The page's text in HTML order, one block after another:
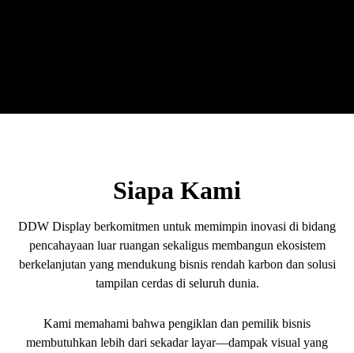
Siapa Kami
DDW Display berkomitmen untuk memimpin inovasi di bidang
pencahayaan luar ruangan sekaligus membangun ekosistem
berkelanjutan yang mendukung bisnis rendah karbon dan solusi
tampilan cerdas di seluruh dunia.
Kami memahami bahwa pengiklan dan pemilik bisnis
membutuhkan lebih dari sekadar layar—dampak visual yang